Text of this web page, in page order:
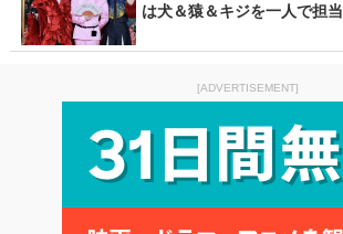
は犬＆猿＆キジを一人で担当
[ADVERTISEMENT]